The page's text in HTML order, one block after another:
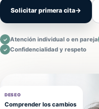
Solicitar primera cita→
✓ Atención individual o en pareja
✓ Confidencialidad y respeto
DESEO
Comprender los cambios